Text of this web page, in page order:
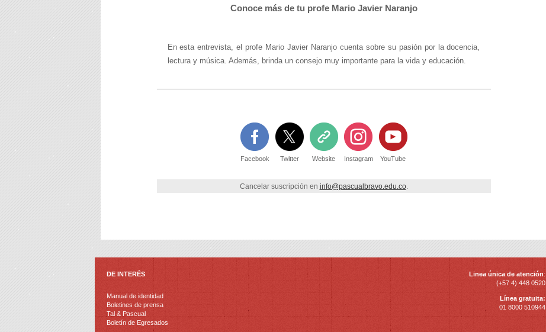
Conoce más de tu profe Mario Javier Naranjo
En esta entrevista, el profe Mario Javier Naranjo cuenta sobre su pasión por la docencia,
lectura y música. Además, brinda un consejo muy importante para la vida y educación.
Facebook Twitter Website Instagram YouTube
Cancelar suscripción en info@pascualbravo.edu.co.
DE INTERÉS
Manual de identidad
Boletines de prensa
Tal & Pascual
Boletín de Egresados
Linea única de atención:
(+57 4) 448 0520
Línea gratuita:
01 8000 510944